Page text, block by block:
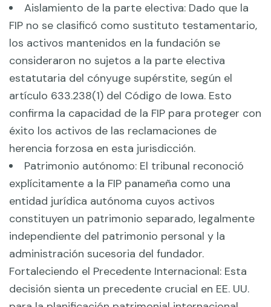
Aislamiento de la parte electiva: Dado que la
FIP no se clasificó como sustituto testamentario,
los activos mantenidos en la fundación se
consideraron no sujetos a la parte electiva
estatutaria del cónyuge supérstite, según el
artículo 633.238(1) del Código de Iowa. Esto
confirma la capacidad de la FIP para proteger con
éxito los activos de las reclamaciones de
herencia forzosa en esta jurisdicción.
Patrimonio autónomo: El tribunal reconoció
explícitamente a la FIP panameña como una
entidad jurídica autónoma cuyos activos
constituyen un patrimonio separado, legalmente
independiente del patrimonio personal y la
administración sucesoria del fundador.
Fortaleciendo el Precedente Internacional: Esta
decisión sienta un precedente crucial en EE. UU.